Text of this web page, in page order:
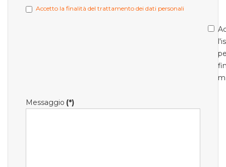
Accetto la finalità del trattamento dei dati personali
Messaggio (*)